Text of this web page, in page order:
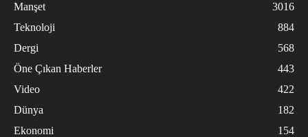
Manşet
3016
Teknoloji
884
Dergi
568
Öne Çıkan Haberler
443
Video
422
Dünya
182
Ekonomi
154